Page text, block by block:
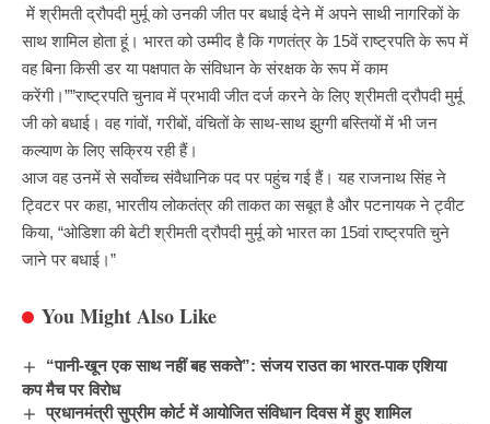
में श्रीमती द्रौपदी मुर्मू को उनकी जीत पर बधाई देने में अपने साथी नागरिकों के
साथ शामिल होता हूं। भारत को उम्मीद है कि गणतंत्र के 15वें राष्ट्रपति के रूप में
वह बिना किसी डर या पक्षपात के संविधान के संरक्षक के रूप में काम
करेंगी।””राष्ट्रपति चुनाव में प्रभावी जीत दर्ज करने के लिए श्रीमती द्रौपदी मुर्मू
जी को बधाई। वह गांवों, गरीबों, वंचितों के साथ-साथ झुग्गी बस्तियों में भी जन
कल्याण के लिए सक्रिय रही हैं।
आज वह उनमें से सर्वोच्च संवैधानिक पद पर पहुंच गई हैं। यह राजनाथ सिंह ने
ट्विटर पर कहा, भारतीय लोकतंत्र की ताकत का सबूत है और पटनायक ने ट्वीट
किया, “ओडिशा की बेटी श्रीमती द्रौपदी मुर्मू को भारत का 15वां राष्ट्रपति चुने
जाने पर बधाई।”
You Might Also Like
“पानी-खून एक साथ नहीं बह सकते”: संजय राउत का भारत-पाक एशिया
कप मैच पर विरोध
प्रधानमंत्री सुप्रीम कोर्ट में आयोजित संविधान दिवस में हुए शामिल